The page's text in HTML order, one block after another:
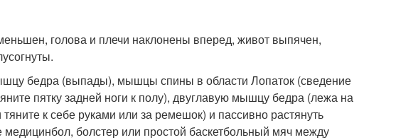
голова и плечи наклонены вперед, живот выпячен,
бедра (выпады), мышцы спины в области Лопаток (сведение
пятку задней ноги к полу), двуглавую мышцу бедра (лежа на
к себе руками или за ремешок) и пассивно растянуть
медицинбол, болстер или простой баскетбольный мяч между